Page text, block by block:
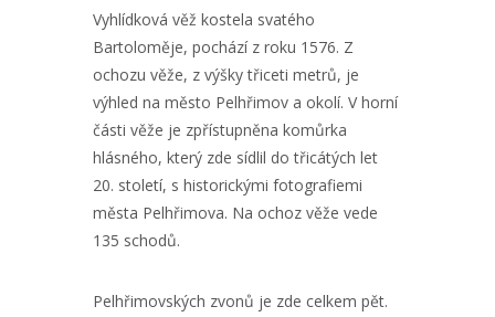
Vyhlídková věž kostela svatého
Bartoloměje, pochází z roku 1576. Z
ochozu věže, z výšky třiceti metrů, je
výhled na město Pelhřimov a okolí. V horní
části věže je zpřístupněna komůrka
hlásného, který zde sídlil do třicátých let
20. století, s historickými fotografiemi
města Pelhřimova. Na ochoz věže vede
135 schodů.
Pelhřimovských zvonů je zde celkem pět.